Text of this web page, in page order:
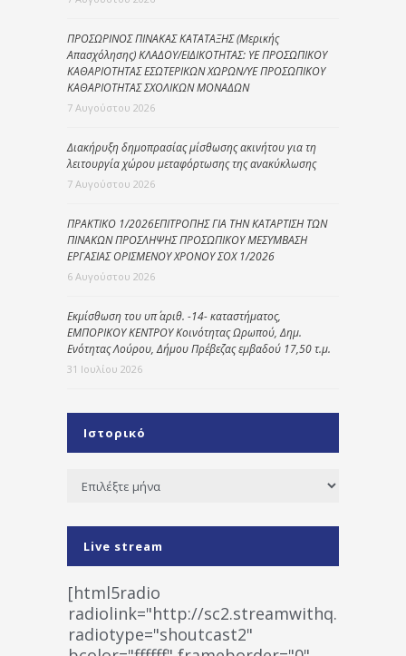
ΠΡΟΣΩΡΙΝΟΣ ΠΙΝΑΚΑΣ ΚΑΤΑΤΑΞΗΣ (Μερικής
Απασχόλησης) ΚΛΑΔΟΥ/ΕΙΔΙΚΟΤΗΤΑΣ: ΥΕ ΠΡΟΣΩΠΙΚΟΥ
ΚΑΘΑΡΙΟΤΗΤΑΣ ΕΣΩΤΕΡΙΚΩΝ ΧΩΡΩΝ/ΥΕ ΠΡΟΣΩΠΙΚΟΥ
ΚΑΘΑΡΙΟΤΗΤΑΣ ΣΧΟΛΙΚΩΝ ΜΟΝΑΔΩΝ
7 Αυγούστου 2026
Διακήρυξη δημοπρασίας μίσθωσης ακινήτου για τη
λειτουργία χώρου μεταφόρτωσης της ανακύκλωσης
7 Αυγούστου 2026
ΠΡΑΚΤΙΚΟ 1/2026ΕΠΙΤΡΟΠΗΣ ΓΙΑ ΤΗΝ ΚΑΤΑΡΤΙΣΗ ΤΩΝ
ΠΙΝΑΚΩΝ ΠΡΟΣΛΗΨΗΣ ΠΡΟΣΩΠΙΚΟΥ ΜΕΣΥΜΒΑΣΗ
ΕΡΓΑΣΙΑΣ ΟΡΙΣΜΕΝΟΥ ΧΡΟΝΟΥ ΣΟΧ 1/2026
6 Αυγούστου 2026
Εκμίσθωση του υπ΄ αριθ. -14- καταστήματος,
ΕΜΠΟΡΙΚΟΥ ΚΕΝΤΡΟΥ Κοινότητας Ωρωπού, Δημ.
Ενότητας Λούρου, Δήμου Πρέβεζας εμβαδού 17,50 τ.μ.
31 Ιουλίου 2026
Ιστορικό
Ιστορικό
Live stream
[html5radio
radiolink="http://
radiotype="shoutcast2"